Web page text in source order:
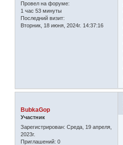
Провел на форуме:
1 час 53 минуты
Последний визит:
Вторник, 18 июня, 2024г. 14:37:16
BubkaGop
Участник
Зарегистрирован: Среда, 19 апреля,
2023г.
Приглашений: 0